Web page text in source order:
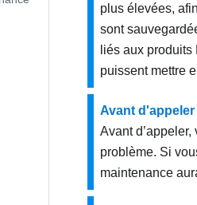
plus élevées,
sont
liés aux
puissent mettre
Avant d'appeler
Avant
problème. Si
maintenance